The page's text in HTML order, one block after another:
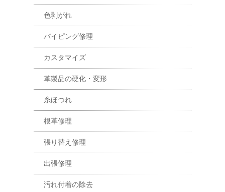
色剥がれ
パイピング修理
カスタマイズ
革製品の硬化・変形
糸ほつれ
根革修理
張り替え修理
出張修理
汚れ付着の除去